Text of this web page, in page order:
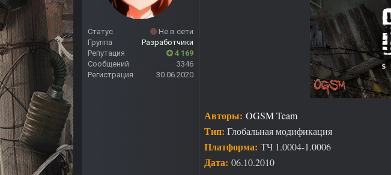
Статус
Не в сети
Группа
Разработчики
Репутация
4 169
Сообщений
3346
Регистрация
30.06.2020
Авторы: OGSM Team
Тип: Глобальная модификация
Платформа: ТЧ 1.0004-1.0006
Дата: 06.10.2010